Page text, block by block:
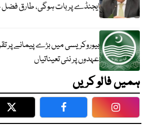
ایجنڈے پر بات ہوگی، طارق
بیوروکریسی میں بڑے پیمانے پر
عہدوں پر نئی تعیناتیاں
ہمیں فالو کریں
Twitter Facebook